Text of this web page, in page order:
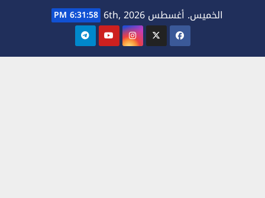
الخميس. أغسطس 6th, 2026 6:31:58 PM